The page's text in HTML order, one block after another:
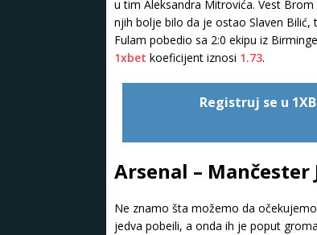
u tim Aleksandra Mitrovića. Vest
njih bolje bilo da je ostao Slaven
Fulam pobedio sa 2:0 ekipu iz
1xbet koeficijent iznosi 1.73.
Registruj se u
Arsenal – Mančester
Ne znamo šta možemo da
jedva pobeili, a onda ih je poput